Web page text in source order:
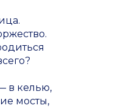
в келью,
мосты,